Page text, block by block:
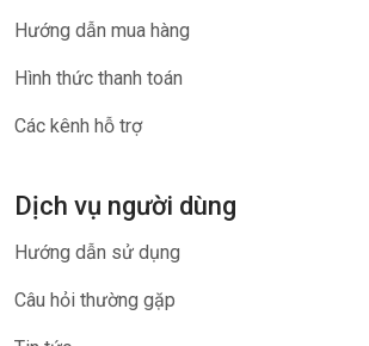
Hướng dẫn mua hàng
Hình thức thanh toán
Các kênh hỗ trợ
Dịch vụ người dùng
Hướng dẫn sử dụng
Câu hỏi thường gặp